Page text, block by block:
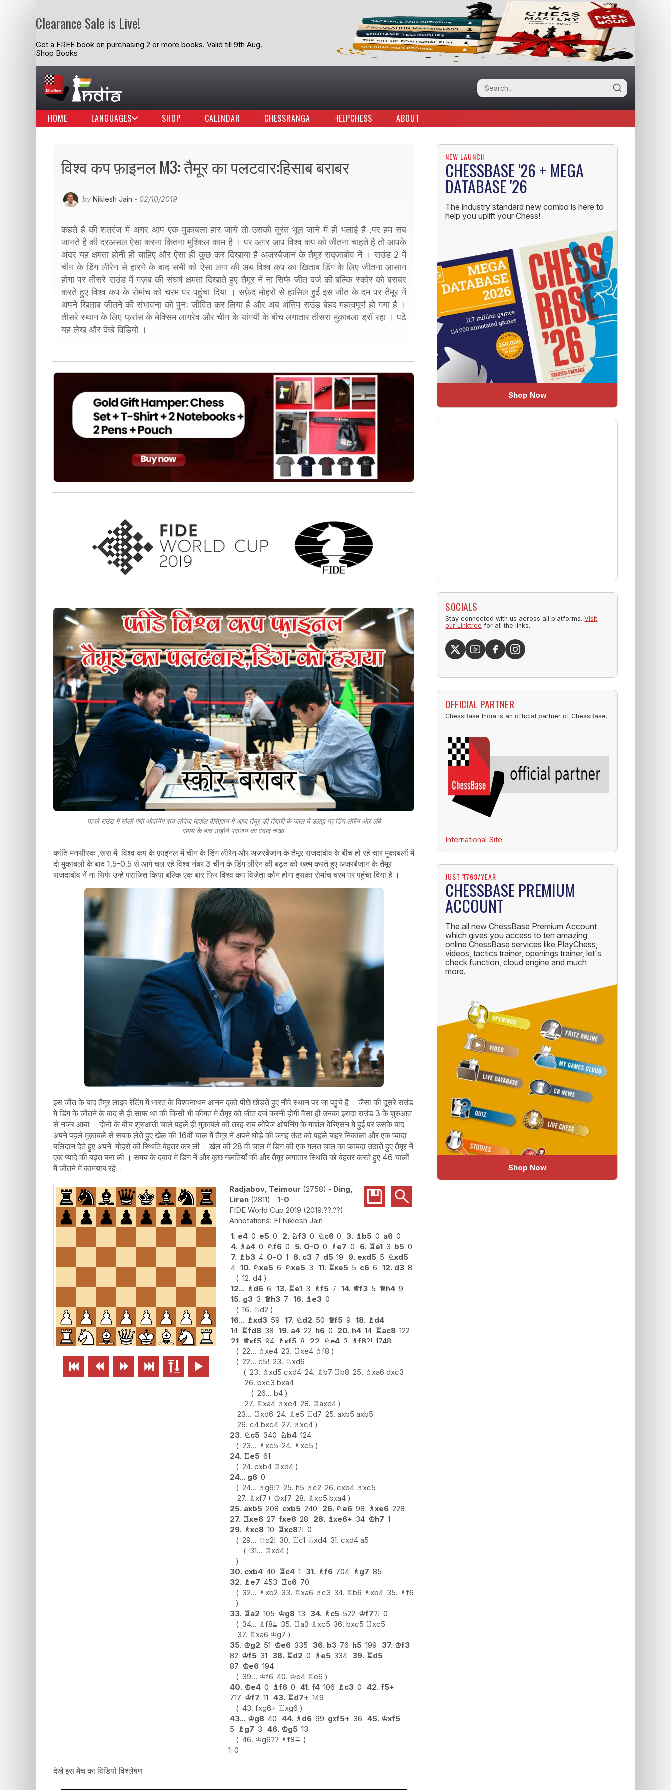
Clearance Sale is Live!
Get a FREE book on purchasing 2 or more books. Valid till 9th Aug.
Shop Books
HOME LANGUAGES SHOP CALENDAR CHESSRANGA HELPCHESS ABOUT
विश्व कप फ़ाइनल M3: तैमूर का पलटवार:हिसाब बराबर
by Niklesh Jain - 02/10/2019
कहते है की शतरंज में अगर आप एक मुक़ाबला हार जाये तो उसको तुरंत भूल जाने में ही भलाई है ,पर हम सब
जानते है की दरअसल ऐसा करना कितना मुश्किल काम है । पर अगर आप विश्व कप को जीतना चाहते है तो आपके
अंदर यह क्षमता होनी ही चाहिए और ऐसा ही कुछ कर दिखाया है अजरबैजान के तैमूर राद्जाबोव नें । राउंड 2 में
चीन के डिंग लीरेन से हारने के बाद सभी को ऐसा लगा की अब विश्व कप का खिताब डिंग के लिए जीतना आसान
होगा पर तीसरे राउंड में गज़ब की संघर्ष क्षमता दिखाते हुए तैमूर नें ना सिर्फ जीत दर्ज की बल्कि स्कोर को बराबर
करते हुए विश्व कप के रोमांच को चरम पर पहुंचा दिया । सफ़ेद मोहरो से हासिल हुई इस जीत के दम पर तैमूर नें
अपने खिताब जीतने की संभावना को पुनः जीवित कर लिया है और अब अंतिम राउंड बेहद महत्वपूर्ण हो गया है ।
तीसरे स्थान के लिए फ्रांस के मेक्सिम लागरेव और चीन के यांगयी के बीच लगातार तीसरा मुक़ाबला ड्रॉ रहा । पढे
यह लेख और देखे विडियो ।
पहले राउंड में खेली गयी ओपनिंग राय लोपेज मार्शल वेरिएशन में आज तैमूर की तैयारी के जाल में उलझ गए डिंग लीरेंन और लंबे
समय के बाद उन्होने पराजय का स्वाद चखा
कांति मनसीस्क ,रूस में विश्व कप के फ़ाइनल में चीन के डिंग लीरेन और अजरबैजान के तैमूर राजदाबोव के बीच हो रहे चार मुकाबलों में
दो मुकाबलो के बाद 1.5-0.5 से आगे चल रहे विश्व नंबर 3 चीन के डिंग लीरेन की बढ़त को खत्म करते हुए अजरबैजान के तैमूर
राजदाबोव नें ना सिर्फ उन्हे पराजित किया बल्कि एक बार फिर विश्व कप विजेता कौन होगा इसका रोमांच चरम पर पहुंचा दिया है ।
इस जीत के बाद तैमूर लाइव रेटिंग में भारत के विश्वनाथन आनन द्को पीछे छोड़ते हुए नौवे स्थान पर जा पहुंचे है । जैसा की दूसरे राउंड
मे डिंग के जीतने के बाद से ही साफ था की किसी भी कीमत मे तैमूर को जीत दर्ज करनी होगी वैसा ही उनका इरादा राउंड 3 के शुरुआत
से नजर आया । दोनों के बीच शुरुआती चाले पहले ही मुक़ाबले की तरह राय लोपेज ओपनिंग के मार्शल वेरिएसन मे हुई पर उसके बाद
अपने पहले मुक़ाबले से सबक लेते हुए खेल की 16वीं चाल में तैमूर नें अपने घोड़े की जगह ऊंट को पहले बाहर निकाला और एक प्यादा
बलिदान देते हुए अपने मोहरो की स्थिति बेहतर कर ली । खेल की 28 वी चाल में डिंग की एक गलत चाल का फायदा उठाते हुए तैमूर नें
एक प्यादे की बढ़त बना ली । समय के दबाव में डिंग नें और कुछ गलतियाँ की और तैमूर लगातार स्थिति को बेहतर करते हुए 46 चालों
में जीतने में कामयाब रहे ।
     
Radjabov, Teimour 2758 - Ding,
Liren 2811
1-0
FIDE World Cup 2019 2019.??.??
FI Niklesh Jain
1. e4 0 e5 0 2. ♘f3 0 ♘c6 0 3. ♗b5 0 a6 0
4. ♗a4 0 ♘f6 0 5. O-O 0 ♗e7 0 6. ♖e1 3 b5 0
7. ♗b3 4 O-O 1 8. c3 7 d5 19 9. exd5 5 ♘xd5
4 10. ♘xe5 6 ♘xe5 3 11. ♖xe5 5 c6 6 12. d3 8
12. d4
12... ♗d6 6 13. ♖e1 3 ♗f5 7 14. ♕f3 5 ♕h4 9
15. g3 3 ♕h3 7 16. ♗e3 0
16. ♘d2
16... ♗xd3 59 17. ♘d2 50 ♕f5 9 18. ♗d4
14 ♖fd8 38 19. a4 22 h6 0 20. h4 14 ♖ac8 122
21. ♕xf5 94 ♗xf5 8 22. ♘e4 3 ♗f8?! 1748
22... ♗xe4 23. ♖xe4 ♗f8
22... c5! 23. ♘xd6
23. ♗xd5 cxd4 24. ♗b7 ♖b8 25. ♗xa6 dxc3
26. bxc3 bxa4
26... b4
27. ♖xa4 ♗xe4 28. ♖axe4
23... ♖xd6 24. ♗e5 ♖d7 25. axb5 axb5
26. c4 bxc4 27. ♗xc4
23. ♘c5 340 ♘b4 124
23... ♗xc5 24. ♗xc5
24. ♖e5 61
24. cxb4 ♖xd4
24... g6 0
24... ♗g6!? 25. h5 ♗c2 26. cxb4 ♗xc5
27. ♗xf7+ ♔xf7 28. ♗xc5 bxa4
25. axb5 208 cxb5 240 26. ♘e6 98 ♗xe6 228
27. ♖xe6 27 fxe6 28 28. ♗xe6+ 34 ♔h7 1
29. ♗xc8 10 ♖xc8?! 0
29... ♘c2! 30. ♖c1 ♘xd4 31. cxd4 a5
31... ♖xd4
30. cxb4 40 ♖c4 1 31. ♗f6 704 ♗g7 85
32. ♗e7 453 ♖c6 70
32... ♗xb2 33. ♖xa6 ♗c3 34. ♖b6 ♗xb4 35. ♗f6
33. ♖a2 105 ♔g8 13 34. ♗c5 522 ♔f7?! 0
34... ♗f8⩲ 35. ♖a3 ♗xc5 36. bxc5 ♖xc5
37. ♖xa6 ♔g7
35. ♔g2 51 ♔e6 335 36. b3 76 h5 199 37. ♔f3
82 ♔f5 31 38. ♖d2 0 ♗e5 334 39. ♖d5
87 ♔e6 194
39... ♔f6 40. ♔e4 ♖e6
40. ♔e4 0 ♗f6 0 41. f4 106 ♗c3 0 42. f5+
717 ♔f7 11 43. ♖d7+ 149
43. fxg6+ ♖xg6
43... ♔g8 40 44. ♗d6 99 gxf5+ 36 45. ♔xf5
5 ♗g7 3 46. ♔g5 13
46. ♔g6?? ♗f8∓
1-0
देखे इस मैच का विडियो विश्लेषण
NEW LAUNCH
CHESSBASE '26 + MEGA
DATABASE '26
The industry standard new combo is here to
help you uplift your Chess!
Shop Now
SOCIALS
Stay connected with us across all platforms.Visit
our Linktree for all the links.
OFFICIAL PARTNER
ChessBase India is an official partner of ChessBase.
International Site
JUST ₹1769/YEAR
CHESSBASE PREMIUM
ACCOUNT
The all new ChessBase Premium Account
which gives you access to ten amazing
online ChessBase services like PlayChess,
videos, tactics trainer, openings trainer, let's
check function, cloud engine and much
more.
Shop Now